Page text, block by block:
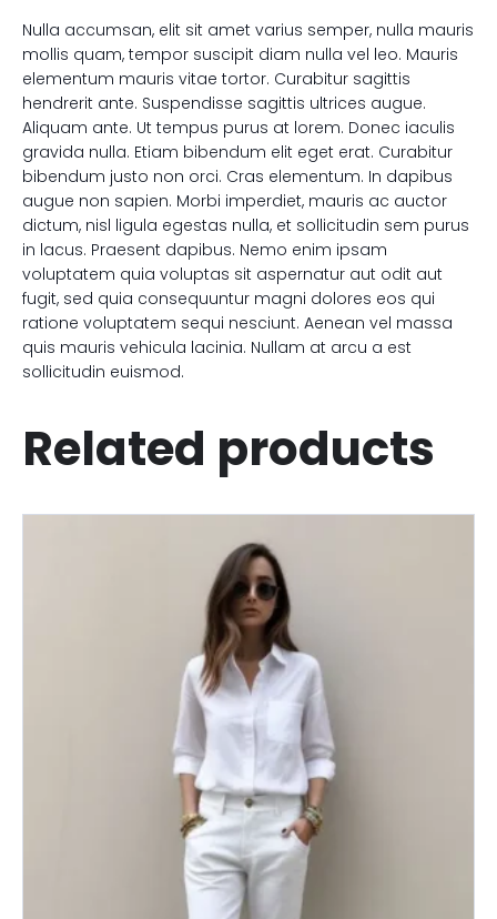
Nulla accumsan, elit sit amet varius semper, nulla mauris
mollis quam, tempor suscipit diam nulla vel leo. Mauris
elementum mauris vitae tortor. Curabitur sagittis
hendrerit ante. Suspendisse sagittis ultrices augue.
Aliquam ante. Ut tempus purus at lorem. Donec iaculis
gravida nulla. Etiam bibendum elit eget erat. Curabitur
bibendum justo non orci. Cras elementum. In dapibus
augue non sapien. Morbi imperdiet, mauris ac auctor
dictum, nisl ligula egestas nulla, et sollicitudin sem purus
in lacus. Praesent dapibus. Nemo enim ipsam
voluptatem quia voluptas sit aspernatur aut odit aut
fugit, sed quia consequuntur magni dolores eos qui
ratione voluptatem sequi nesciunt. Aenean vel massa
quis mauris vehicula lacinia. Nullam at arcu a est
sollicitudin euismod.
Related products